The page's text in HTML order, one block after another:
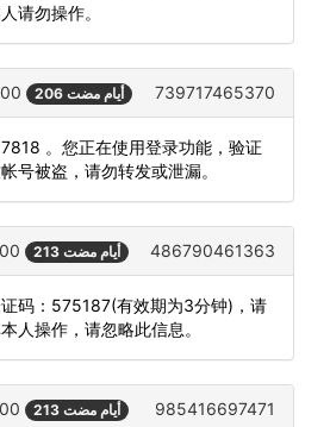
请勿操作。
206 أيام مضت 739717465370
。您正在使用登录功能，验证
号被盗，请勿转发或泄漏。
213 أيام مضت 486790461363
证码：575187(有效期为3分钟)，请
人操作，请忽略此信息。
213 أيام مضت 985416697471